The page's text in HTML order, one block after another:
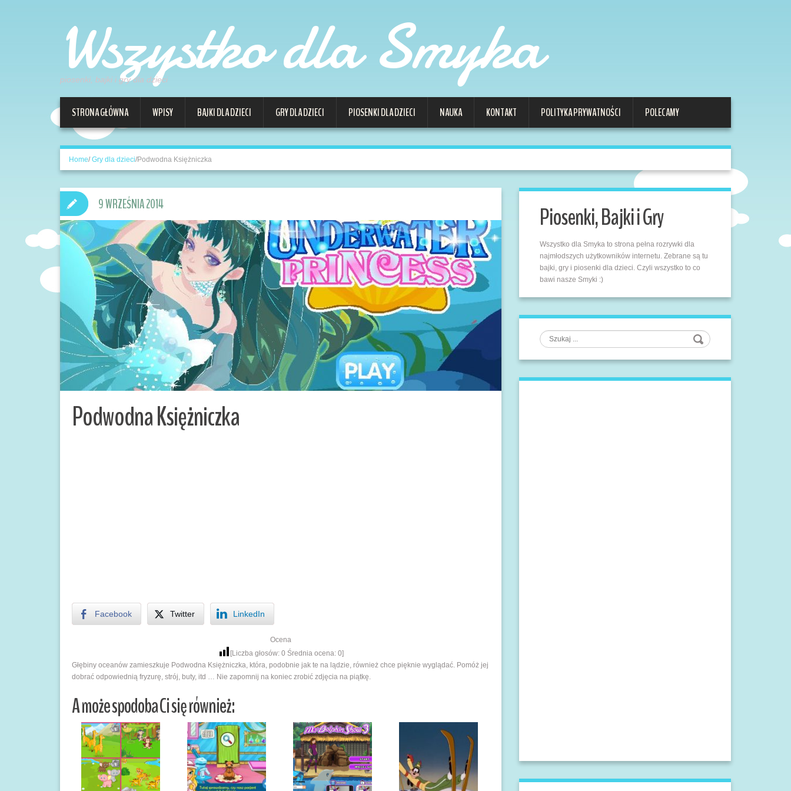
Wszystko dla Smyka
piosenki, bajki i gry dla dzieci
STRONA GŁÓWNA WPISY BAJKI DLA DZIECI GRY DLA DZIECI PIOSENKI DLA DZIECI NAUKA KONTAKT POLITYKA PRYWATNOŚCI POLECAMY
Home/ Gry dla dzieci/Podwodna Księżniczka
Podwodna Księżniczka
Facebook Twitter LinkedIn
Ocena
[Liczba głosów: 0 Średnia ocena: 0]
Głębiny oceanów zamieszkuje Podwodna Księżniczka, która, podobnie jak te na lądzie, również chce pięknie wyglądać. Pomóż jej
dobrać odpowiednią fryzurę, strój, buty, itd … Nie zapomnij na koniec zrobić zdjęcia na piątkę.
A może spodoba Ci się również:
9 WRZEŚNIA 2014 Piosenki, Bajki i Gry
Wszystko dla Smyka to strona pełna rozrywki dla
najmłodszych użytkowników internetu. Zebrane są tu
bajki, gry i piosenki dla dzieci. Czyli wszystko to co
bawi nasze Smyki :)
Szukaj